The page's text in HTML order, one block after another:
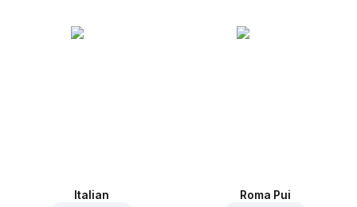
Italian Roma Pui